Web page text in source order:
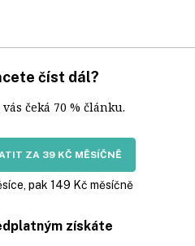
číst dál?
vás čeká 70 % článku.
ZA 39 KČ MĚSÍČNĚ
pak 149 Kč měsíčně
získáte